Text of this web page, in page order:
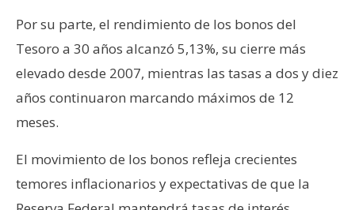
Por su parte, el rendimiento de los bonos del
Tesoro a 30 años alcanzó 5,13%, su cierre más
elevado desde 2007, mientras las tasas a dos y diez
años continuaron marcando máximos de 12
meses.
El movimiento de los bonos refleja crecientes
temores inflacionarios y expectativas de que la